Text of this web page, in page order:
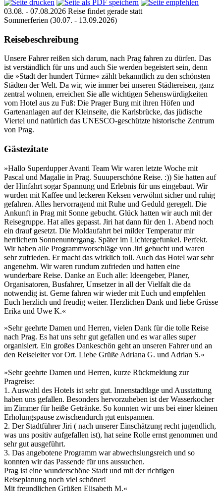
03.08. - 07.08.2026 Reise findet gerade statt
Sommerferien (30.07. - 13.09.2026)
Reisebeschreibung
Unsere Fahrer reißen sich darum, nach Prag fahren zu dürfen. Das
ist verständlich für uns und auch Sie werden begeistert sein, denn
die »Stadt der hundert Türme« zählt bekanntlich zu den schönsten
Städten der Welt. Da wir, wie immer bei unseren Städtereisen, ganz
zentral wohnen, erreichen Sie alle wichtigen Sehenswürdigkeiten
vom Hotel aus zu Fuß: Die Prager Burg mit ihren Höfen und
Gartenanlagen auf der Kleinseite, die Karlsbrücke, das jüdische
Viertel und natürlich das UNESCO-geschützte historische Zentrum
von Prag.
Gästezitate
»Hallo Superdupper Avanti Team Wir waren letzte Woche mit
Pascal und Magalie in Prag. Suuuperschöne Reise. :)) Sie hatten auf
der Hinfahrt sogar Spannung und Erlebnis für uns eingebaut. Wir
wurden mit Kaffee und leckeren Keksen verwöhnt sicher und ruhig
gefahren. Alles hervorragend mit Ruhe und Geduld geregelt. Die
Ankunft in Prag mit Sonne gebucht. Glück hatten wir auch mit der
Reisegruppe. Hat alles gepasst. Jiri hat dann für den 1. Abend noch
ein drauf gesetzt. Die Moldaufahrt bei milder Temperatur mir
herrlichem Sonnenuntergang. Später im Lichtergefunkel. Perfekt.
Wir haben alle Programmvorschläge von Jiri gebucht und waren
sehr zufrieden. Er macht das wirklich toll. Auch das Hotel war sehr
angenehm. Wir waren rundum zufrieden und hatten eine
wunderbare Reise. Danke an Euch alle: Ideengeber, Planer,
Organisatoren, Busfahrer, Umsetzer in all der Vielfalt die da
notwendig ist. Gerne fahren wir wieder mit Euch und empfehlen
Euch herzlich und freudig weiter. Herzlichen Dank und liebe Grüsse
Erika und Uwe K.«
»Sehr geehrte Damen und Herren, vielen Dank für die tolle Reise
nach Prag. Es hat uns sehr gut gefallen und es war alles super
organisiert. Ein großes Dankeschön geht an unseren Fahrer und an
den Reiseleiter vor Ort. Liebe Grüße Adriana G. und Adrian S.«
»Sehr geehrte Damen und Herren, kurze Rückmeldung zur
Pragreise:
1. Auswahl des Hotels ist sehr gut. Innenstadtlage und Ausstattung
haben uns gefallen. Besonders hervorzuheben ist der Wasserkocher
im Zimmer für heiße Getränke. So konnten wir uns bei einer kleinen
Erholungspause zwischendurch gut entspannen.
2. Der Stadtführer Jiri ( nach unserer Einschätzung recht jugendlich,
was uns positiv aufgefallen ist), hat seine Rolle ernst genommen und
sehr gut ausgeführt.
3. Das angebotene Programm war abwechslungsreich und so
konnten wir das Passende für uns aussuchen.
Prag ist eine wunderschöne Stadt und mit der richtigen
Reiseplanung noch viel schöner!
Mit freundlichen Grüßen Elisabeth M.«